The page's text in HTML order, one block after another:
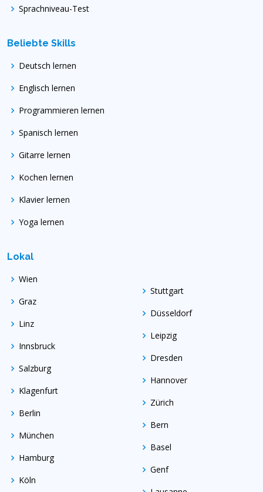
Sprachniveau-Test
Beliebte Skills
Deutsch lernen
Englisch lernen
Programmieren lernen
Spanisch lernen
Gitarre lernen
Kochen lernen
Klavier lernen
Yoga lernen
Lokal
Wien
Graz
Linz
Innsbruck
Salzburg
Klagenfurt
Berlin
München
Hamburg
Köln
Stuttgart
Düsseldorf
Leipzig
Dresden
Hannover
Zürich
Bern
Basel
Genf